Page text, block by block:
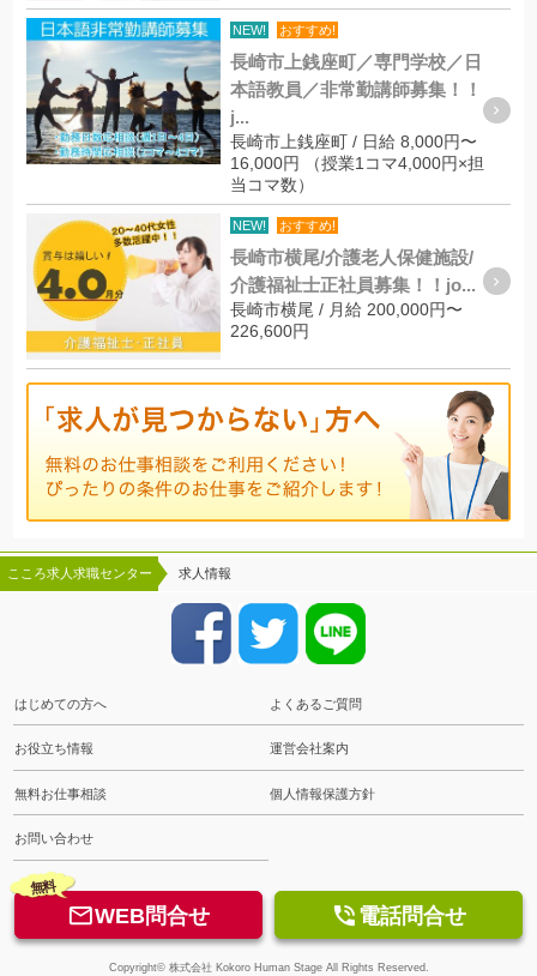
NEW! おすすめ!
長崎市上銭座町／専門学校／日
本語教員／非常勤講師募集！！
j...
長崎市上銭座町 / 日給 8,000円〜
16,000円 （授業1コマ4,000円×担
当コマ数）
NEW! おすすめ!
長崎市横尾/介護老人保健施設/
介護福祉士正社員募集！！jo...
長崎市横尾 / 月給 200,000円〜
226,600円
こころ求人求職センター 求人情報
はじめての方へ よくあるご質問
お役立ち情報 運営会社案内
無料お仕事相談 個人情報保護方針
お問い合わせ
無料
WEB問合せ  電話問合せ
Copyright© 株式会社 Kokoro Human Stage All Rights Reserved.